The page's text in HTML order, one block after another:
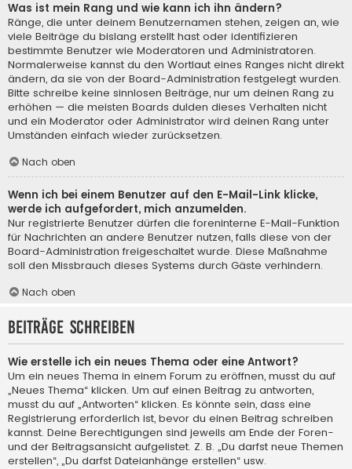
Was ist mein Rang und wie kann ich ihn ändern?
Ränge, die unter deinem Benutzernamen stehen, zeigen an, wie
viele Beiträge du bislang erstellt hast oder identifizieren
bestimmte Benutzer wie Moderatoren und Administratoren.
Normalerweise kannst du den Wortlaut eines Ranges nicht direkt
ändern, da sie von der Board-Administration festgelegt wurden.
Bitte schreibe keine sinnlosen Beiträge, nur um deinen Rang zu
erhöhen — die meisten Boards dulden dieses Verhalten nicht
und ein Moderator oder Administrator wird deinen Rang unter
Umständen einfach wieder zurücksetzen.
Nach oben
Wenn ich bei einem Benutzer auf den E-Mail-Link klicke,
werde ich aufgefordert, mich anzumelden.
Nur registrierte Benutzer dürfen die foreninterne E-Mail-Funktion
für Nachrichten an andere Benutzer nutzen, falls diese von der
Board-Administration freigeschaltet wurde. Diese Maßnahme
soll den Missbrauch dieses Systems durch Gäste verhindern.
Nach oben
Beiträge schreiben
Wie erstelle ich ein neues Thema oder eine Antwort?
Um ein neues Thema in einem Forum zu eröffnen, musst du auf
„Neues Thema“ klicken. Um auf einen Beitrag zu antworten,
musst du auf „Antworten“ klicken. Es könnte sein, dass eine
Registrierung erforderlich ist, bevor du einen Beitrag schreiben
kannst. Deine Berechtigungen sind jeweils am Ende der Foren-
und der Beitragsansicht aufgelistet. Z. B. „Du darfst neue Themen
erstellen“, „Du darfst Dateianhänge erstellen“ usw.